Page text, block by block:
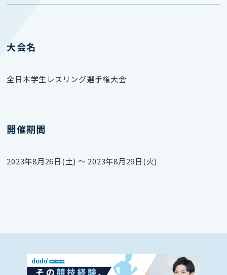
大会名
全日本学生レスリング選手権大会
開催期間
2023年8月26日(土) 〜 2023年8月29日(火)